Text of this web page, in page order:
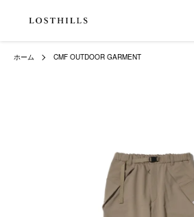
ホーム CMF OUTDOOR GARMENT